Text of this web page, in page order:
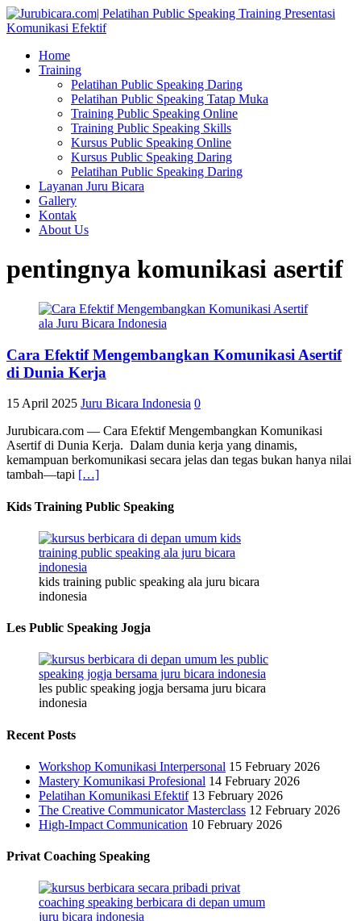
Home
Training
Pelatihan Public Speaking Daring
Pelatihan Public Speaking Tatap Muka
Training Public Speaking Online
Training Public Speaking Skills
Kursus Public Speaking Online
Kursus Public Speaking Daring
Pelatihan Public Speaking Daring
Layanan Juru Bicara
Gallery
Kontak
About Us
pentingnya komunikasi asertif
Cara Efektif Mengembangkan Komunikasi Asertif
di Dunia Kerja
15 April 2025 Juru Bicara Indonesia 0
Jurubicara.com — Cara Efektif Mengembangkan Komunikasi
Asertif di Dunia Kerja. Dalam dunia kerja yang dinamis,
kemampuan berkomunikasi secara jelas dan tegas bukan hanya nilai
tambah—tapi […]
Kids Training Public Speaking
kids training public speaking ala juru bicara
indonesia
Les Public Speaking Jogja
les public speaking jogja bersama juru bicara
indonesia
Recent Posts
Workshop Komunikasi Interpersonal 15 February 2026
Mastery Komunikasi Profesional 14 February 2026
Pelatihan Komunikasi Efektif 13 February 2026
The Creative Communicator Masterclass 12 February 2026
High-Impact Communication 10 February 2026
Privat Coaching Speaking